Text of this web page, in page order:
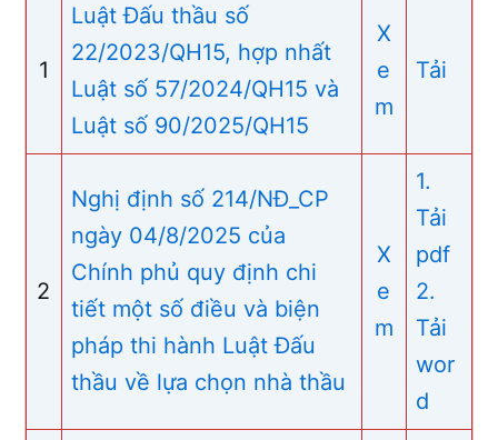
1
Luật Đấu thầu số
22/2023/QH15, hợp nhất
Luật số 57/2024/QH15 và
Luật số 90/2025/QH15
X
e
m
Tải
2
Nghị định số 214/NĐ_CP
ngày 04/8/2025 của
Chính phủ quy định chi
tiết một số điều và biện
pháp thi hành Luật Đấu
thầu về lựa chọn nhà thầu
X
e
m
1.
Tải
pdf
2.
Tải
wor
d